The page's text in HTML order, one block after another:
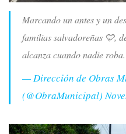
Marcando un antes y un
familias salvadoreñas 🩵,
alcanza cuando nadie
— Dirección de Obras
(@ObraMunicipal)